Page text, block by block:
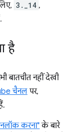
3._14 ,
है
बातचीत नहीं देखी
चैनल पर,
करना" के बारे